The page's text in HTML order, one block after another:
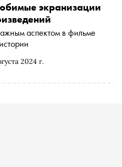
2024 г.
экранизации
аспектом в фильме